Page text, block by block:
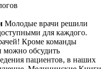
Молодые врачи решили
для каждого.
Кроме команды
обсудить
пациентов, в наших